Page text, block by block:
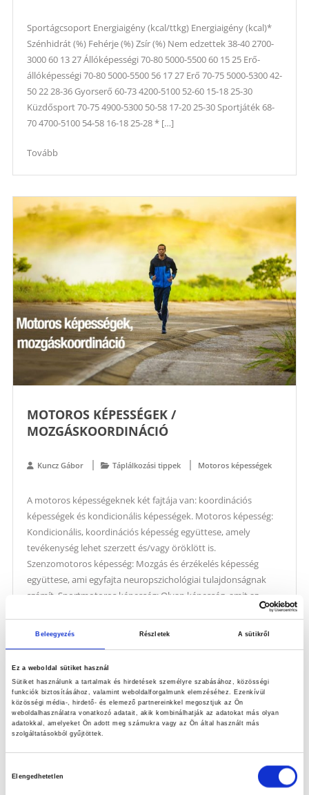
Beleegyezés Részletek A sütikről
Ez a weboldal sütiket használ
Sütiket használunk a tartalmak és hirdetések személyre szabásához, közösségi
funkciók biztosításához, valamint weboldalforgalmunk elemzéséhez. Ezenkívül
közösségi média-, hirdető- és elemező partnereinkkel megosztjuk az Ön
weboldalhasználatra vonatkozó adatait, akik kombinálhatják az adatokat más olyan
adatokkal, amelyeket Ön adott meg számukra vagy az Ön által használt más
szolgáltatásokból gyűjtöttek.
Elengedhetetlen
Sportágcsoport Energiaigény (kcal/ttkg) Energiaigény (kcal)*
Szénhidrát (%) Fehérje (%) Zsír (%) Nem edzettek 38-40 2700-
3000 60 13 27 Állóképességi 70-80 5000-5500 60 15 25 Erő-
állóképességi 70-80 5000-5500 56 17 27 Erő 70-75 5000-5300 42-
50 22 28-36 Gyorserő 60-73 4200-5100 52-60 15-18 25-30
Küzdősport 70-75 4900-5300 50-58 17-20 25-30 Sportjáték 68-
70 4700-5100 54-58 16-18 25-28 * […]
Tovább
MOTOROS KÉPESSÉGEK /
MOZGÁSKOORDINÁCIÓ
Kuncz Gábor Táplálkozási tippek Motoros képességek
A motoros képességeknek két fajtája van: koordinációs
képességek és kondicionális képességek. Motoros képesség:
Kondicionális, koordinációs képesség együttese, amely
tevékenység lehet szerzett és/vagy öröklött is.
Szenzomotoros képesség: Mozgás és érzékelés képesség
együttese, ami egyfajta neuropszichológiai tulajdonságnak
számít. Sportmotoros képesség: Olyan képesség, amit az
adott sportmozgás során végzünk. A koordinációs képességek